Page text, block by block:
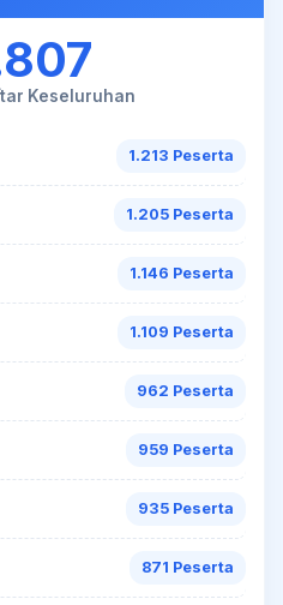
Keseluruhan
1.213 Peserta
1.205 Peserta
1.146 Peserta
1.109 Peserta
962 Peserta
959 Peserta
935 Peserta
871 Peserta